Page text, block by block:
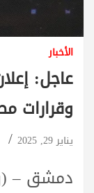
الأخبار
عاجل:
وقرارات
يناير 29, 2025
دمشق –